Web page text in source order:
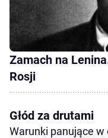
Zamach na
Rosji
Głód za drutami
Warunki panujące w